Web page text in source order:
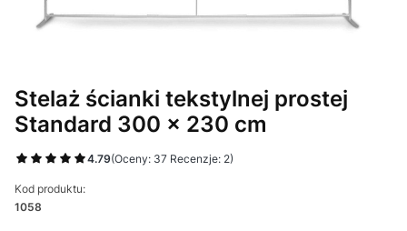
Stelaż ścianki tekstylnej prostej
Standard 300 x 230 cm
4.79(Oceny: 37 Recenzje: 2)
Kod produktu:
1058